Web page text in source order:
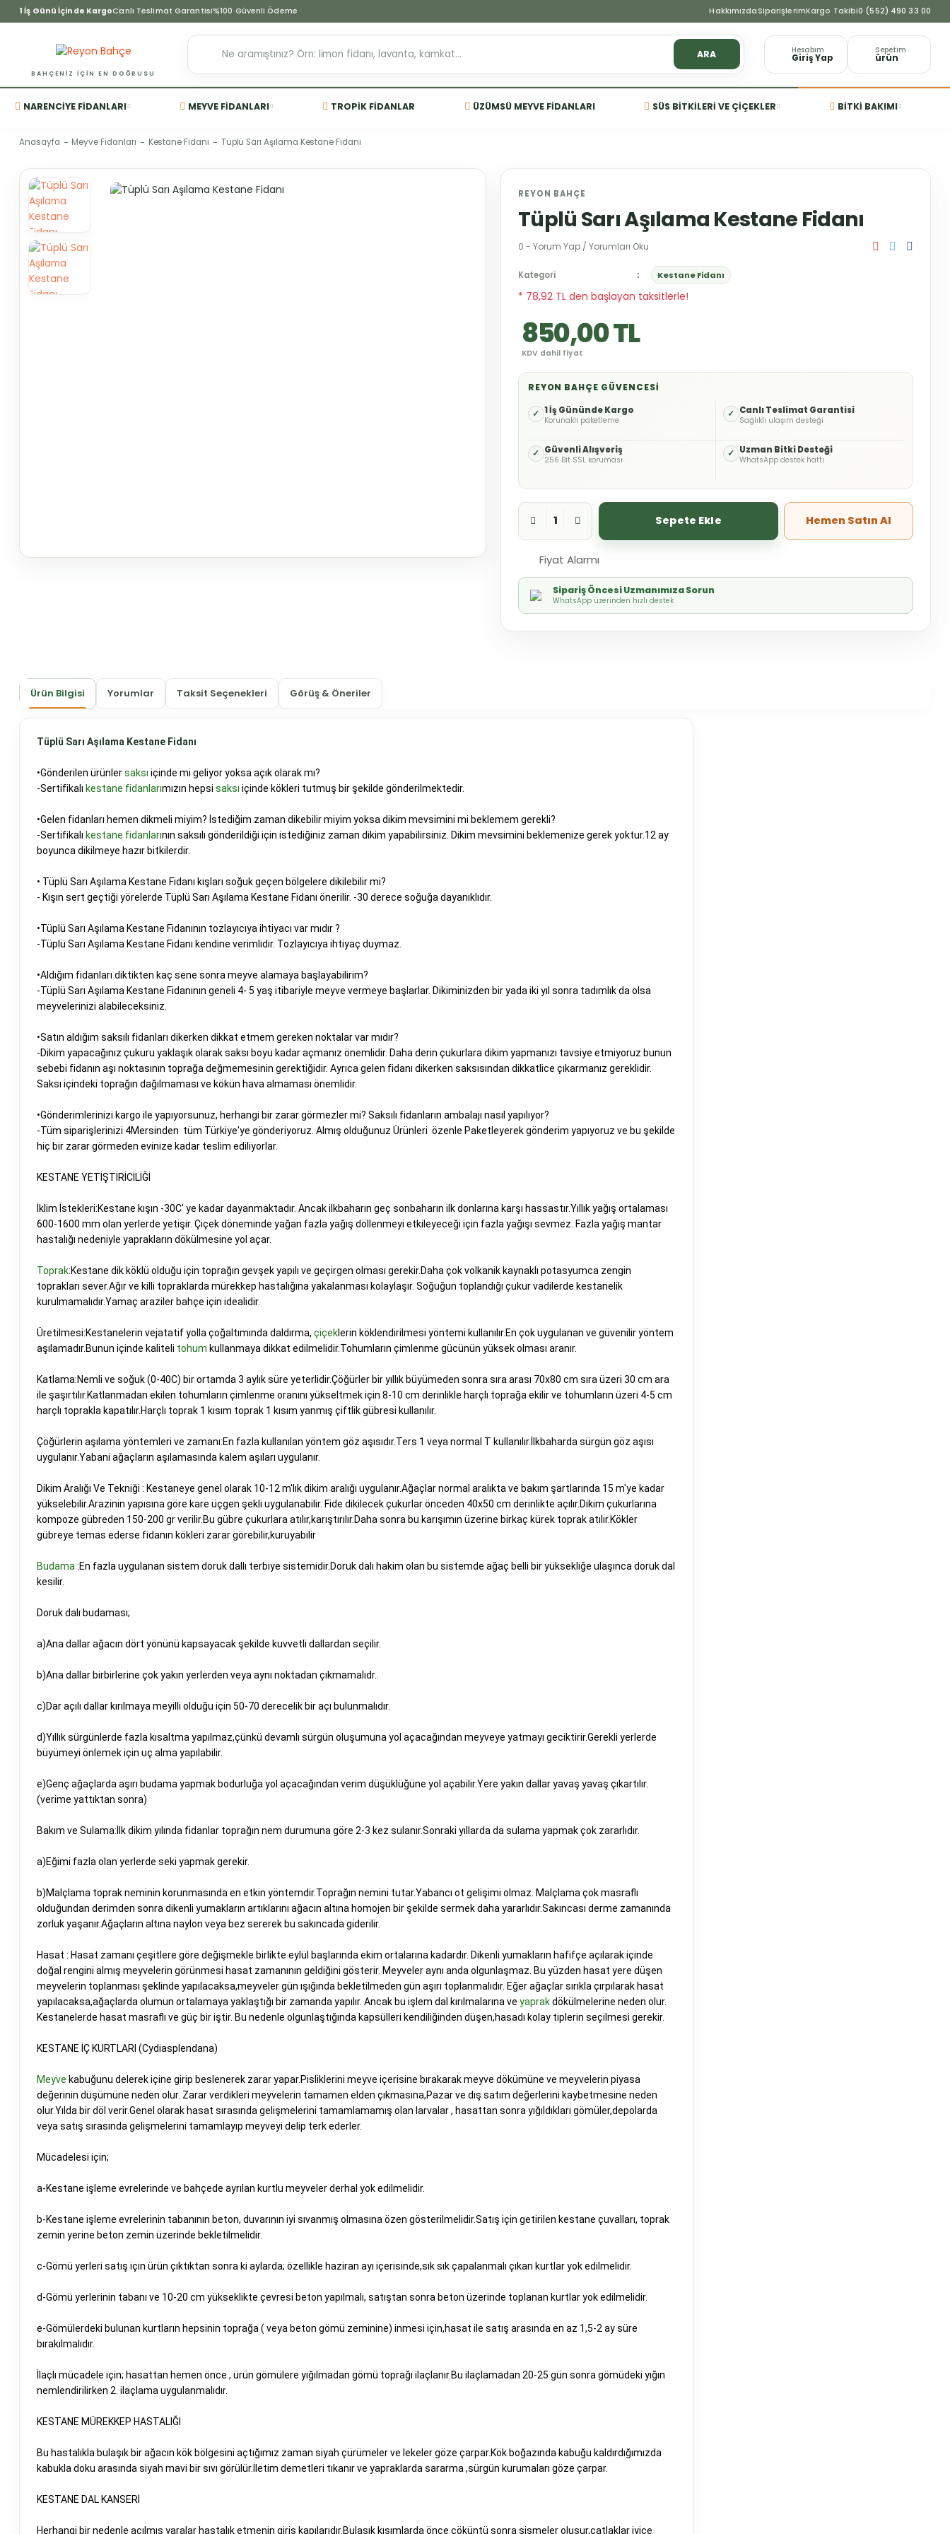
1 İş Günü İçinde KargoCanlı Teslimat Garantisi%100 Güvenli Ödeme Hakkımızda SiparişlerimKargo Takibi0 (552) 490 33 00
BAHÇENIZ IÇIN EN DOĞRUSU
ARA Hesabım
Giriş Yap
Sepetim
ürün
NARENCIYE FIDANLARI MEYVE FIDANLARI TROPIK FIDANLAR ÜZÜMSÜ MEYVE FIDANLARI SÜS BITKILERI VE ÇIÇEKLER BITKI BAKIMI
Anasayfa Meyve Fidanları Kestane Fidanı Tüplü Sarı Aşılama Kestane Fidanı
REYON BAHÇE
Tüplü Sarı Aşılama Kestane Fidanı
0 - Yorum Yap / Yorumları Oku
Kategori Kestane Fidanı
* 78,92 TL den başlayan taksitlerle!
850,00 TL
KDV dahil fiyat
REYON BAHÇE GÜVENCESI
✓ 1 İş Gününde Kargo
Korunaklı paketleme
✓ Canlı Teslimat Garantisi
Sağlıklı ulaşım desteği
✓ Güvenli Alışveriş
256 Bit SSL koruması
✓ Uzman Bitki Desteği
WhatsApp destek hattı
Sepete Ekle Hemen Satın Al
Fiyat Alarmı
Sipariş Öncesi Uzmanımıza Sorun
WhatsApp üzerinden hızlı destek
Ürün Bilgisi Yorumlar Taksit Seçenekleri Görüş & Öneriler
Tüplü Sarı Aşılama Kestane Fidanı
•Gönderilen ürünlersaksı içinde mi geliyor yoksa açık olarak mı?
-Sertifikalı kestane fidanlarımızın hepsi saksı içinde kökleri tutmuş bir şekilde gönderilmektedir.
•Gelen fidanları hemen dikmeli miyim? İstediğim zaman dikebilir miyim yoksa dikim mevsimini mi beklemem gerekli?
-Sertifikalı kestane fidanlarının saksılı gönderildiği için istediğiniz zaman dikim yapabilirsiniz. Dikim mevsimini beklemenize gerek yoktur.12 ay
boyunca dikilmeye hazır bitkilerdir.
• Tüplü Sarı Aşılama Kestane Fidanı kışları soğuk geçen bölgelere dikilebilir mi?
- Kışın sert geçtiği yörelerde Tüplü Sarı Aşılama Kestane Fidanı önerilir. -30 derece soğuğa dayanıklıdır.
•Tüplü Sarı Aşılama Kestane Fidanının tozlayıcıya ihtiyacı var mıdır ?
-Tüplü Sarı Aşılama Kestane Fidanı kendine verimlidir. Tozlayıcıya ihtiyaç duymaz.
•Aldığım fidanları diktikten kaç sene sonra meyve alamaya başlayabilirim?
-Tüplü Sarı Aşılama Kestane Fidanının geneli 4- 5 yaş itibariyle meyve vermeye başlarlar. Dikiminizden bir yada iki yıl sonra tadımlık da olsa
meyvelerinizi alabileceksiniz.
•Satın aldığım saksılı fidanları dikerken dikkat etmem gereken noktalar var mıdır?
-Dikim yapacağınız çukuru yaklaşık olarak saksı boyu kadar açmanız önemlidir. Daha derin çukurlara dikim yapmanızı tavsiye etmiyoruz bunun
sebebi fidanın aşı noktasının toprağa değmemesinin gerektiğidir. Ayrıca gelen fidanı dikerken saksısından dikkatlice çıkarmanız gereklidir.
Saksı içindeki toprağın dağılmaması ve kökün hava almaması önemlidir.
•Gönderimlerinizi kargo ile yapıyorsunuz, herhangi bir zarar görmezler mi? Saksılı fidanların ambalajı nasıl yapılıyor?
-Tüm siparişlerinizi 4Mersinden tüm Türkiye'ye gönderiyoruz. Almış olduğunuz Ürünleri özenle Paketleyerek gönderim yapıyoruz ve bu şekilde
hiç bir zarar görmeden evinize kadar teslim ediliyorlar.
KESTANE YETİŞTİRİCİLİĞİ
İklim İstekleri:Kestane kışın -30C' ye kadar dayanmaktadır. Ancak ilkbaharın geç sonbaharın ilk donlarına karşı hassastır.Yıllık yağış ortalaması
600-1600 mm olan yerlerde yetişir. Çiçek döneminde yağan fazla yağış döllenmeyi etkileyeceği için fazla yağışı sevmez. Fazla yağış mantar
hastalığı nedeniyle yaprakların dökülmesine yol açar.
Toprak:Kestane dik köklü olduğu için toprağın gevşek yapılı ve geçirgen olması gerekir.Daha çok volkanik kaynaklı potasyumca zengin
toprakları sever.Ağır ve killi topraklarda mürekkep hastalığına yakalanması kolaylaşır. Soğuğun toplandığı çukur vadilerde kestanelik
kurulmamalıdır.Yamaç araziler bahçe için idealidir.
Üretilmesi:Kestanelerin vejatatif yolla çoğaltımında daldırma, çiçeklerin köklendirilmesi yöntemi kullanılır.En çok uygulanan ve güvenilir yöntem
aşılamadır.Bunun içinde kaliteli tohum kullanmaya dikkat edilmelidir.Tohumların çimlenme gücünün yüksek olması aranır.
Katlama:Nemli ve soğuk (0-40C) bir ortamda 3 aylık süre yeterlidir.Çöğürler bir yıllık büyümeden sonra sıra arası 70x80 cm sıra üzeri 30 cm ara
ile şaşırtılır.Katlanmadan ekilen tohumların çimlenme oranını yükseltmek için 8-10 cm derinlikle harçlı toprağa ekilir ve tohumların üzeri 4-5 cm
harçlı toprakla kapatılır.Harçlı toprak 1 kısım toprak 1 kısım yanmış çiftlik gübresi kullanılır.
Çöğürlerin aşılama yöntemleri ve zamanı:En fazla kullanılan yöntem göz aşısıdır.Ters 1 veya normal T kullanılır.İlkbaharda sürgün göz aşısı
uygulanır.Yabani ağaçların aşılamasında kalem aşıları uygulanır.
Dikim Aralığı Ve Tekniği : Kestaneye genel olarak 10-12 m'lık dikim aralığı uygulanır.Ağaçlar normal aralıkta ve bakım şartlarında 15 m'ye kadar
yükselebilir.Arazinin yapısına göre kare üçgen şekli uygulanabilir. Fide dikilecek çukurlar önceden 40x50 cm derinlikte açılır.Dikim çukurlarına
kompoze gübreden 150-200 gr verilir.Bu gübre çukurlara atılır,karıştırılır.Daha sonra bu karışımın üzerine birkaç kürek toprak atılır.Kökler
gübreye temas ederse fidanın kökleri zarar görebilir,kuruyabilir
Budama :En fazla uygulanan sistem doruk dallı terbiye sistemidir.Doruk dalı hakim olan bu sistemde ağaç belli bir yüksekliğe ulaşınca doruk dal
kesilir.
Doruk dalı budaması;
a)Ana dallar ağacın dört yönünü kapsayacak şekilde kuvvetli dallardan seçilir.
b)Ana dallar birbirlerine çok yakın yerlerden veya aynı noktadan çıkmamalıdr..
c)Dar açılı dallar kırılmaya meyilli olduğu için 50-70 derecelik bir açı bulunmalıdır.
d)Yıllık sürgünlerde fazla kısaltma yapılmaz,çünkü devamlı sürgün oluşumuna yol açacağından meyveye yatmayı geciktirir.Gerekli yerlerde
büyümeyi önlemek için uç alma yapılabilir.
e)Genç ağaçlarda aşırı budama yapmak bodurluğa yol açacağından verim düşüklüğüne yol açabilir.Yere yakın dallar yavaş yavaş çıkartılır.
(verime yattıktan sonra)
Bakım ve Sulama:İlk dikim yılında fidanlar toprağın nem durumuna göre 2-3 kez sulanır.Sonraki yıllarda da sulama yapmak çok zararlıdır.
a)Eğimi fazla olan yerlerde seki yapmak gerekir.
b)Malçlama toprak neminin korunmasında en etkin yöntemdir.Toprağın nemini tutar.Yabancı ot gelişimi olmaz. Malçlama çok masraflı
olduğundan derimden sonra dikenli yumakların artıklarını ağacın altına homojen bir şekilde sermek daha yararlıdır.Sakıncası derme zamanında
zorluk yaşanır.Ağaçların altına naylon veya bez sererek bu sakıncada giderilir.
Hasat : Hasat zamanı çeşitlere göre değişmekle birlikte eylül başlarında ekim ortalarına kadardır. Dikenli yumakların hafifçe açılarak içinde
doğal rengini almış meyvelerin görünmesi hasat zamanının geldiğini gösterir. Meyveler aynı anda olgunlaşmaz. Bu yüzden hasat yere düşen
meyvelerin toplanması şeklinde yapılacaksa,meyveler gün ışığında bekletilmeden gün aşırı toplanmalıdır. Eğer ağaçlar sırıkla çırpılarak hasat
yapılacaksa,ağaçlarda olumun ortalamaya yaklaştığı bir zamanda yapılır. Ancak bu işlem dal kırılmalarına ve yaprakdökülmelerine neden olur.
Kestanelerde hasat masraflı ve güç bir iştir. Bu nedenle olgunlaştığında kapsülleri kendiliğinden düşen,hasadı kolay tiplerin seçilmesi gerekir.
KESTANE İÇ KURTLARI (Cydiasplendana)
Meyve kabuğunu delerek içine girip beslenerek zarar yapar.Pisliklerini meyve içerisine bırakarak meyve dökümüne ve meyvelerin piyasa
değerinin düşümüne neden olur. Zarar verdikleri meyvelerin tamamen elden çıkmasına,Pazar ve dış satım değerlerini kaybetmesine neden
olur.Yılda bir döl verir.Genel olarak hasat sırasında gelişmelerini tamamlamamış olan larvalar , hasattan sonra yığıldıkları gömüler,depolarda
veya satış sırasında gelişmelerini tamamlayıp meyveyi delip terk ederler.
Mücadelesi için;
a-Kestane işleme evrelerinde ve bahçede ayrılan kurtlu meyveler derhal yok edilmelidir.
b-Kestane işleme evrelerinin tabanının beton, duvarının iyi sıvanmış olmasına özen gösterilmelidir.Satış için getirilen kestane çuvalları, toprak
zemin yerine beton zemin üzerinde bekletilmelidir.
c-Gömü yerleri satış için ürün çıktıktan sonra ki aylarda; özellikle haziran ayı içerisinde,sık sık çapalanmalı çıkan kurtlar yok edilmelidir.
d-Gömü yerlerinin tabanı ve 10-20 cm yükseklikte çevresi beton yapılmalı, satıştan sonra beton üzerinde toplanan kurtlar yok edilmelidir.
e-Gömülerdeki bulunan kurtların hepsinin toprağa ( veya beton gömü zeminine) inmesi için,hasat ile satış arasında en az 1,5-2 ay süre
bırakılmalıdır.
İlaçlı mücadele için; hasattan hemen önce , ürün gömülere yığılmadan gömü toprağı ilaçlanır.Bu ilaçlamadan 20-25 gün sonra gömüdeki yığın
nemlendirilirken 2. ilaçlama uygulanmalıdır.
KESTANE MÜREKKEP HASTALIĞI
Bu hastalıkla bulaşık bir ağacın kök bölgesini açtığımız zaman siyah çürümeler ve lekeler göze çarpar.Kök boğazında kabuğu kaldırdığımızda
kabukla doku arasında siyah mavi bir sıvı görülür.İletim demetleri tıkanır ve yapraklarda sararma ,sürgün kurumaları göze çarpar.
KESTANE DAL KANSERİ
Herhangi bir nedenle açılmış yaralar hastalık etmenin giriş kapılarıdır.Bulaşık kısımlarda önce çöküntü sonra şişmeler oluşur,çatlaklar iyice